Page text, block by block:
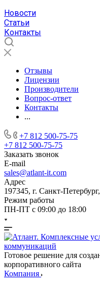
Новости
Статьи
Контакты
Отзывы
Лицензии
Производители
Вопрос-ответ
Контакты
...
+7 812 500-75-75
+7 812 500-75-75
Заказать звонок
E-mail
sales@atlant-it.com
Адрес
197345, г. Санкт-
Режим работы
ПН-ПТ с 09:00 до 18:00
Готовое решение для
корпоративного сайта
Компания